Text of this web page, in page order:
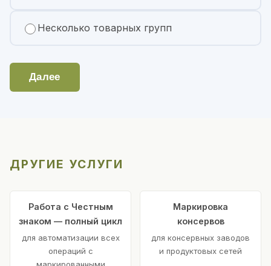
Несколько товарных групп
Далее
ДРУГИЕ УСЛУГИ
Работа с Честным
знаком — полный цикл
для автоматизации всех
операций с
маркированными
Маркировка
консервов
для консервных заводов
и продуктовых сетей